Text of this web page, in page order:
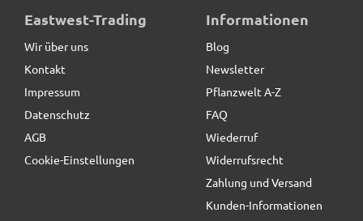
Eastwest-Trading
Wir über uns
Kontakt
Impressum
Datenschutz
AGB
Cookie-Einstellungen
Informationen
Blog
Newsletter
Pflanzwelt A-Z
FAQ
Wiederruf
Widerrufsrecht
Zahlung und Versand
Kunden-Informationen